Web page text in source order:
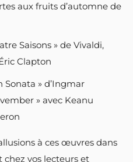
aux fruits d’automne de
Saisons » de Vivaldi,
Clapton
» d’Ingmar
» avec Keanu
à ces œuvres dans
chez vos lecteurs et